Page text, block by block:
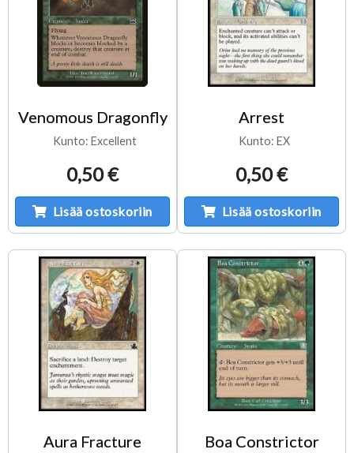
Venomous Dragonfly
Kunto: Excellent
0,50 €
Lisää ostoskoriin
Arrest
Kunto: EX
0,50 €
Lisää ostoskoriin
Aura Fracture Boa Constrictor